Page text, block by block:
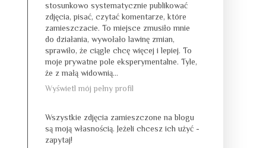
stosunkowo systematycznie publikować
zdjęcia, pisać, czytać komentarze, które
zamieszczacie. To miejsce zmusiło mnie
do działania, wywołało lawinę zmian,
sprawiło, że ciągle chcę więcej i lepiej. To
moje prywatne pole eksperymentalne. Tyle,
że z małą widownią...
Wyświetl mój pełny profil
Wszystkie zdjęcia zamieszczone na blogu
są moją własnością. Jeżeli chcesz ich użyć -
zapytaj!